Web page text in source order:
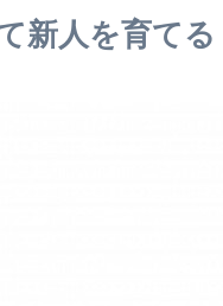
新人を育てる